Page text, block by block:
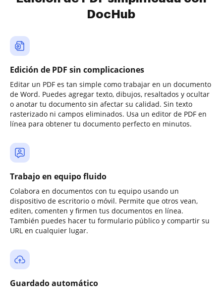
DocHub
Edición de PDF sin complicaciones
Editar un PDF es tan simple como trabajar en un documento
de Word. Puedes agregar texto, dibujos, resaltados y ocultar
o anotar tu documento sin afectar su calidad. Sin texto
rasterizado ni campos eliminados. Usa un editor de PDF en
línea para obtener tu documento perfecto en minutos.
Trabajo en equipo fluido
Colabora en documentos con tu equipo usando un
dispositivo de escritorio o móvil. Permite que otros vean,
editen, comenten y firmen tus documentos en línea.
También puedes hacer tu formulario público y compartir su
URL en cualquier lugar.
Guardado automático